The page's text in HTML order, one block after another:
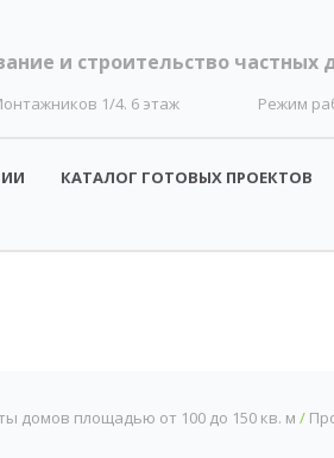
и строительство частных
1/4. 6 этаж Режим
КАТАЛОГ ГОТОВЫХ ПРОЕКТОВ
домов площадью от 100 до 150 кв. м /